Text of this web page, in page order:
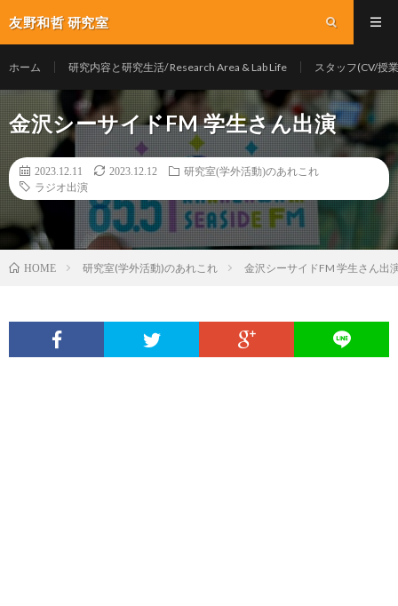
友野和哲 研究室
ホーム 研究内容と研究生活/ Research Area & Lab Life スタッフ(CV/授
金沢シーサイドFM 学生さん出演
2023.12.11 2023.12.12
研究室(学外活動)のあれこれ
ラジオ出演
HOME 研究室(学外活動)のあれこれ 金沢シーサイドFM 学生さん出